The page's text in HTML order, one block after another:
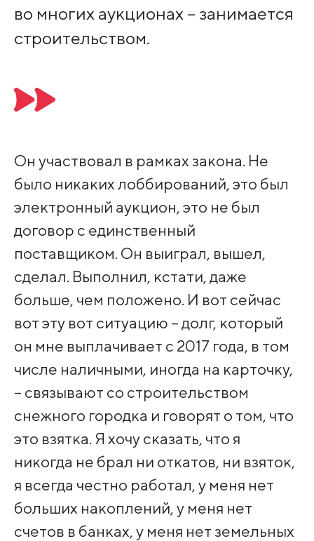
во многих аукционах – занимается
строительством.
Он участвовал в рамках закона. Не
было никаких лоббирований, это был
электронный аукцион, это не был
договор с единственный
поставщиком. Он выиграл, вышел,
сделал. Выполнил, кстати, даже
больше, чем положено. И вот сейчас
вот эту вот ситуацию – долг, который
он мне выплачивает с 2017 года, в том
числе наличными, иногда на карточку,
– связывают со строительством
снежного городка и говорят о том, что
это взятка. Я хочу сказать, что я
никогда не брал ни откатов, ни взяток,
я всегда честно работал, у меня нет
больших накоплений, у меня нет
счетов в банках, у меня нет земельных